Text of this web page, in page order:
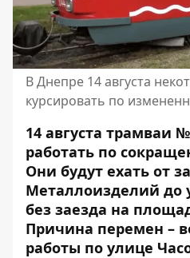
В Днепре 14 августа
курсировать по
14 августа трамваи
работать по
Они будут ехать от
Металлоизделий до
без заезда на
Причина перемен –
работы по улице